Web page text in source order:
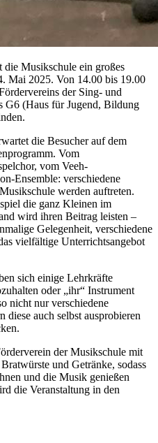
Musikschule ein großes
Mai 2025. Von 14.00 bis 19.00
der Sing- und
G6 (Haus für Jugend, Bildung
die Besucher auf dem
Vom
vom Veeh-
Ensemble: verschiedene
werden auftreten.
die ganz Kleinen im
wird ihren Beitrag leisten –
Gelegenheit, verschiedene
vielfältige Unterrichtsangebot
sich einige Lehrkräfte
oder „ihr“ Instrument
nicht nur verschiedene
diese auch selbst ausprobieren
der Musikschule mit
und Getränke, sodass
und die Musik genießen
die Veranstaltung in den